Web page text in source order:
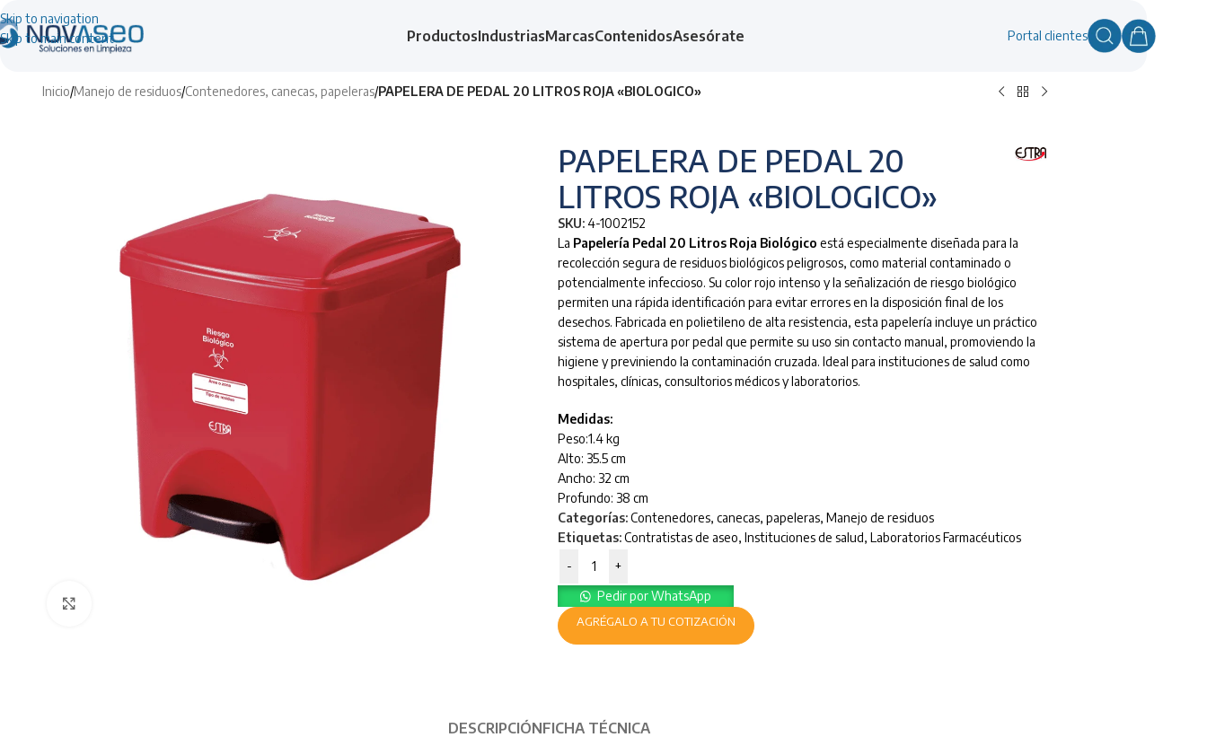
Skip to navigation
Skip to main content
ProductosIndustriasMarcasContenidosAsesórate Portal clientes
Inicio/Manejo de residuos/Contenedores, canecas, papeleras/PAPELERA DE PEDAL 20 LITROS ROJA «BIOLOGICO»
PAPELERA DE PEDAL 20
LITROS ROJA «BIOLOGICO»
SKU:4-1002152
La Papelería Pedal 20 Litros Roja Biológico está especialmente diseñada para la
recolección segura de residuos biológicos peligrosos, como material contaminado o
potencialmente infeccioso. Su color rojo intenso y la señalización de riesgo biológico
permiten una rápida identificación para evitar errores en la disposición final de los
desechos. Fabricada en polietileno de alta resistencia, esta papelería incluye un práctico
sistema de apertura por pedal que permite su uso sin contacto manual, promoviendo la
higiene y previniendo la contaminación cruzada. Ideal para instituciones de salud como
hospitales, clínicas, consultorios médicos y laboratorios.
Medidas:
Peso:1.4 kg
Alto: 35.5 cm
Ancho: 32 cm
Profundo: 38 cm
Categorías:Contenedores, canecas, papeleras, Manejo de residuos
Etiquetas:Contratistas de aseo, Instituciones de salud, Laboratorios Farmacéuticos
-
+
Pedir por WhatsApp
AGRÉGALO A TU COTIZACIÓN
DESCRIPCIÓNFICHA TÉCNICA